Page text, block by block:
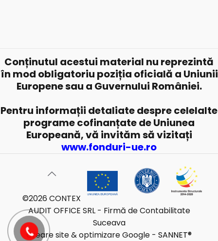
Conținutul acestui material nu reprezintă
în mod obligatoriu poziția oficială a Uniunii
Europene sau a Guvernului României.
Pentru informații detaliate despre celelalte
programe cofinanțate de Uniunea
Europeană, vă invităm să vizitați
www.fonduri-ue.ro
©2026 CONTEX
AUDIT OFFICE SRL - Firmă de Contabilitate
Suceava
Creare site & optimizare Google - SANNET®